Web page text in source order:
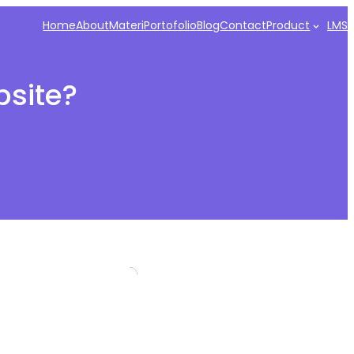
HomeAboutMateriPortofolioBlogContactProduct LMS